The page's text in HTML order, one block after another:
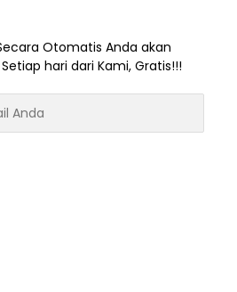
Otomatis Anda akan
hari dari Kami, Gratis!!!